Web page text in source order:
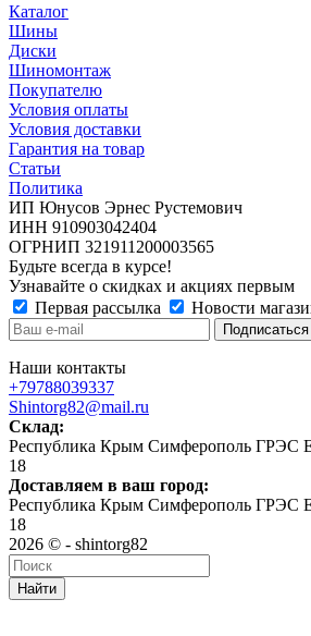
Каталог
Шины
Диски
Шиномонтаж
Покупателю
Условия оплаты
Условия доставки
Гарантия на товар
Статьи
Политика
ИП Юнусов Эрнес Рустемович
ИНН 910903042404
ОГРНИП 321911200003565
Будьте всегда в курсе!
Узнавайте о скидках и акциях первым
Первая рассылка
Новости
Наши контакты
+79788039337
Shintorg82@mail.ru
Склад:
Республика Крым Симферополь ГРЭС
18
Доставляем в ваш город:
Республика Крым Симферополь ГРЭС
18
2026 © - shintorg82
Найти